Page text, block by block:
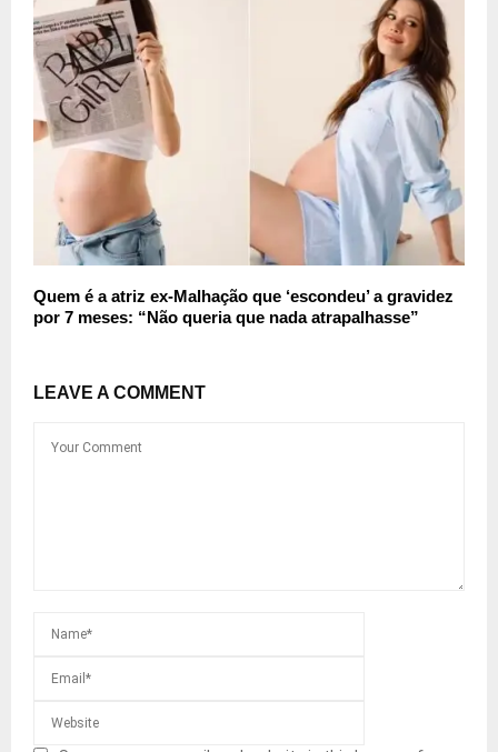
Quem é a atriz ex-Malhação que ‘escondeu’ a gravidez
por 7 meses: “Não queria que nada atrapalhasse”
LEAVE A COMMENT